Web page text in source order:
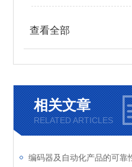
查看全部
相关文章
RELATED ARTICLES